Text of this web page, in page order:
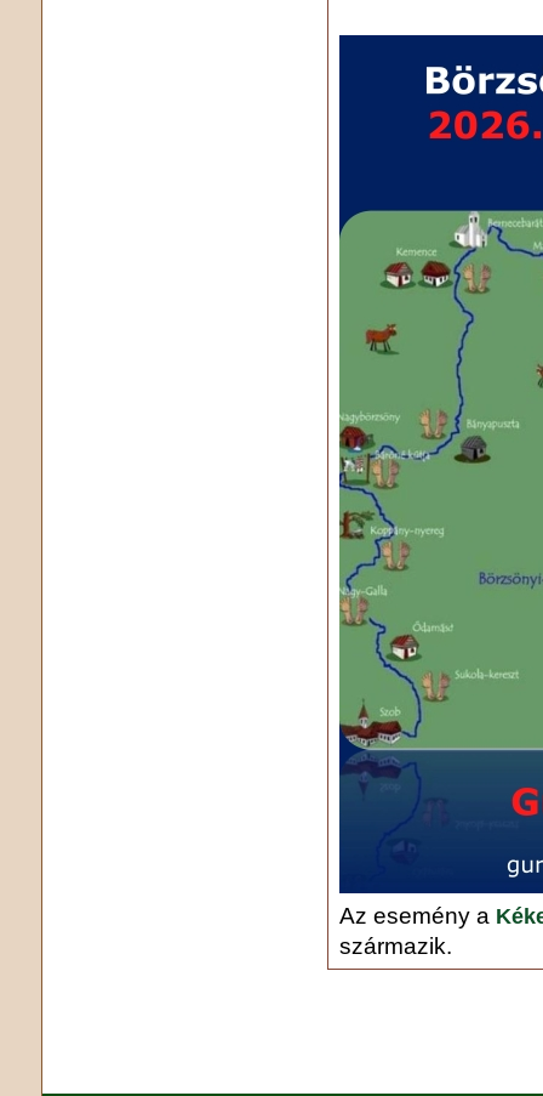
Az esemény a
származik.